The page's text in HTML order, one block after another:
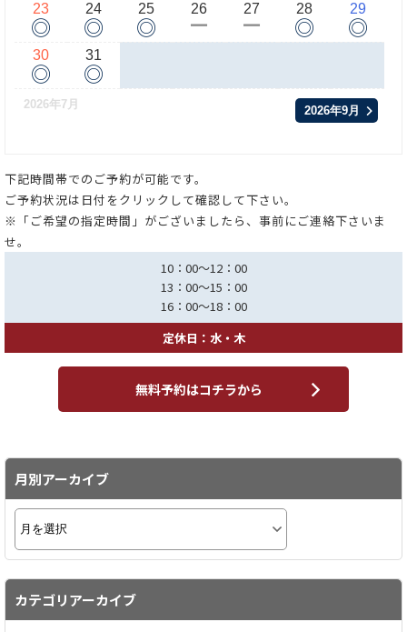
23
◎
24
◎
25
◎
26
ー
27
ー
28
◎
29
◎
30
◎
31
◎
2026年7月 2026年9月
下記時間帯でのご予約が可能です。
ご予約状況は日付をクリックして確認して下さい。
※「ご希望の指定時間」がございましたら、事前にご連絡下さいま
せ。
10：00～12：00
13：00～15：00
16：00～18：00
定休日：水・木
無料予約はコチラから
月別アーカイブ
カテゴリアーカイブ